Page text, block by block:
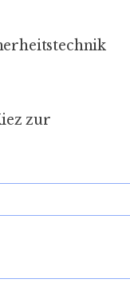
zur